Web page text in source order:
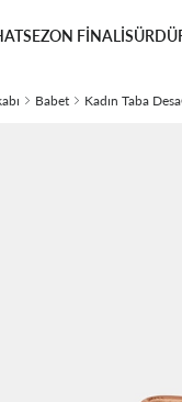
SEZON FİNALİ
Babet Kadın Taba